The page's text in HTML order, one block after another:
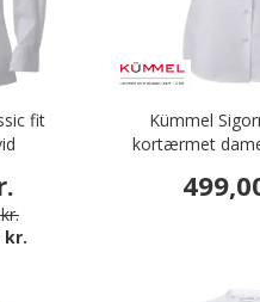
fit
kr.
Kümmel
kortærmet